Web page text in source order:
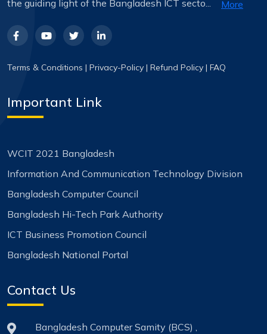
the guiding light of the Bangladesh ICT secto...
More
Terms & Conditions | Privacy-Policy | Refund Policy | FAQ
Important Link
WCIT 2021 Bangladesh
Information And Communication Technology Division
Bangladesh Computer Council
Bangladesh Hi-Tech Park Authority
ICT Business Promotion Council
Bangladesh National Portal
Contact Us
Bangladesh Computer Samity (BCS) ,